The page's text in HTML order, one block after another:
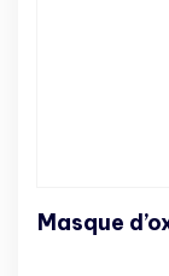
Masque